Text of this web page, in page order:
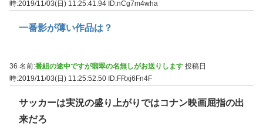
時:2019/11/03(日) 11:25:41.94 ID:nCg7m4wha
一番影が薄い作品は？
36 名前:番組の途中ですが翡翠の名無しがお送りします 投稿日
時:2019/11/03(日) 11:25:52.50 ID:FRxj6Fn4F
サッカーは実況の盛り上がりではコナン映画屈指の出
来だろ